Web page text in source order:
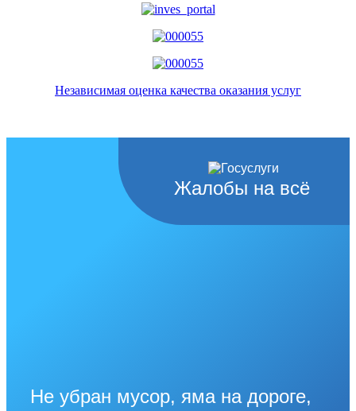
Независимая оценка качества оказания услуг
Жалобы на всё
Не убран мусор, яма на дороге,